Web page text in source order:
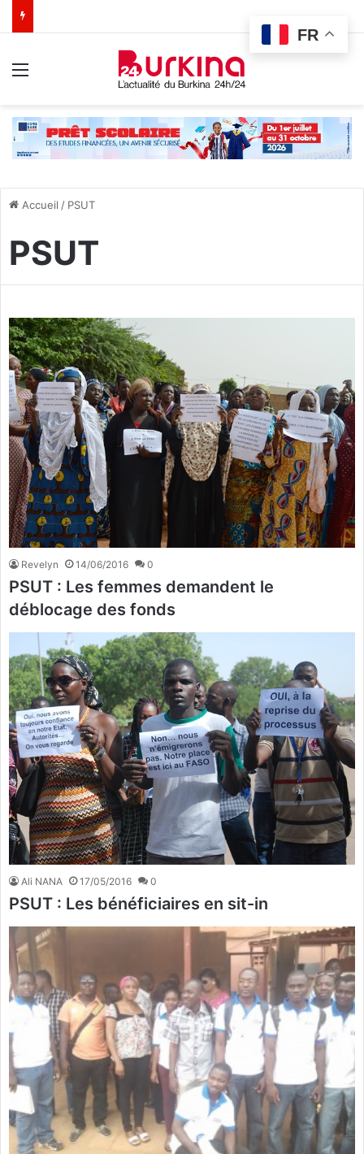
Accueil / PSUT
PSUT
Revelyn 14/06/2016 0
PSUT : Les femmes demandent le
déblocage des fonds
Ali NANA 17/05/2016 0
PSUT : Les bénéficiaires en sit-in
FR